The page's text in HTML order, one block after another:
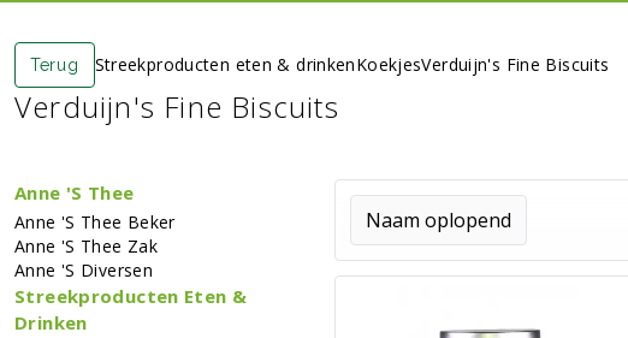
Terug Streekproducten eten & drinkenKoekjesVerduijn's Fine Biscuits
Verduijn's Fine Biscuits
Anne 's Thee
Anne 's Thee Beker
Anne 's Thee Zak
Anne 's Diversen
Streekproducten Eten &
Drinken